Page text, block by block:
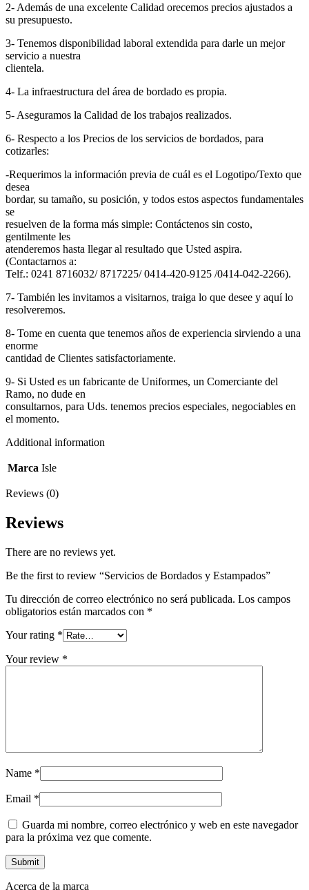
2- Además de una excelente Calidad orecemos precios ajustados a
su presupuesto.
3- Tenemos disponibilidad laboral extendida para darle un mejor
servicio a nuestra
clientela.
4- La infraestructura del área de bordado es propia.
5- Aseguramos la Calidad de los trabajos realizados.
6- Respecto a los Precios de los servicios de bordados, para
cotizarles:
-Requerimos la información previa de cuál es el Logotipo/Texto que
desea
bordar, su tamaño, su posición, y todos estos aspectos fundamentales
se
resuelven de la forma más simple: Contáctenos sin costo,
gentilmente les
atenderemos hasta llegar al resultado que Usted aspira.
(Contactarnos a:
Telf.: 0241 8716032/ 8717225/ 0414-420-9125 /0414-042-2266).
7- También les invitamos a visitarnos, traiga lo que desee y aquí lo
resolveremos.
8- Tome en cuenta que tenemos años de experiencia sirviendo a una
enorme
cantidad de Clientes satisfactoriamente.
9- Si Usted es un fabricante de Uniformes, un Comerciante del
Ramo, no dude en
consultarnos, para Uds. tenemos precios especiales, negociables en
el momento.
Additional information
Marca Isle
Reviews (0)
Reviews
There are no reviews yet.
Be the first to review “Servicios de Bordados y Estampados”
Tu dirección de correo electrónico no será publicada. Los campos
obligatorios están marcados con *
Your rating *
Your review *
Name *
Email *
Guarda mi nombre, correo electrónico y web en este navegador
para la próxima vez que comente.
Acerca de la marca